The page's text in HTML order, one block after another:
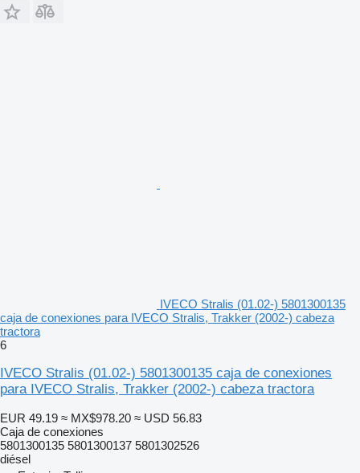
IVECO Stralis (01.02-) 5801300135
caja de conexiones para IVECO Stralis, Trakker (2002-) cabeza
tractora
6
IVECO Stralis (01.02-) 5801300135 caja de conexiones
para IVECO Stralis, Trakker (2002-) cabeza tractora
EUR 49.19 ≈ MX$978.20 ≈ USD 56.83
Caja de conexiones
5801300135 5801300137 5801302526
diésel